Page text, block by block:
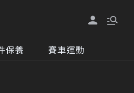
保養 賽車運動